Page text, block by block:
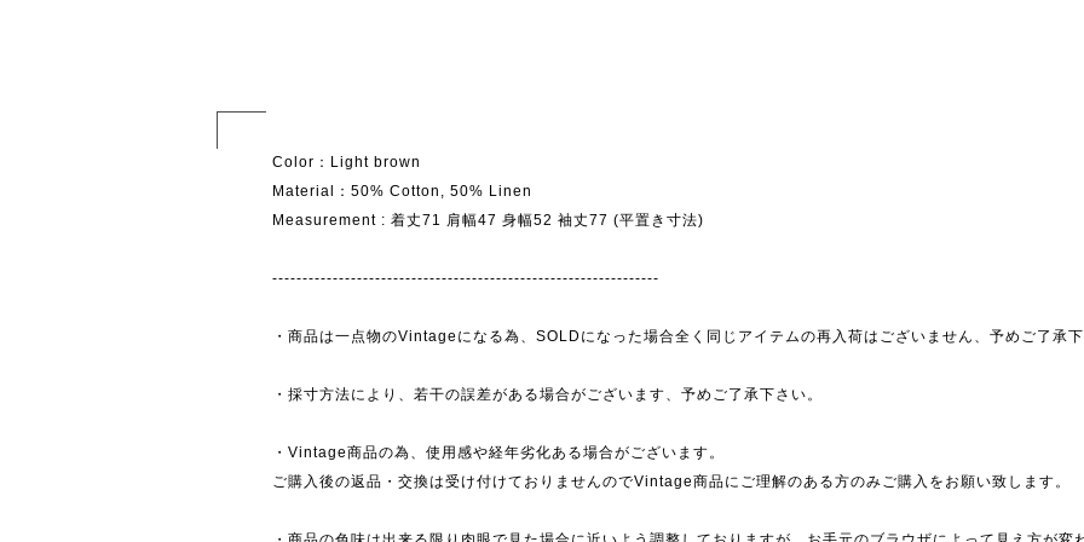
Color：Light brown
Material：50% Cotton, 50% Linen
Measurement : 着丈71 肩幅47 身幅52 袖丈77 (平置き寸法)
----------------------------------------------------------------
・商品は一点物のVintageになる為、SOLDになった場合全く同じアイテムの再入荷はございません、予めご了承下
・採寸方法により、若干の誤差がある場合がございます、予めご了承下さい。
・Vintage商品の為、使用感や経年劣化ある場合がございます。
ご購入後の返品・交換は受け付けておりませんのでVintage商品にご理解のある方のみご購入をお願い致します。